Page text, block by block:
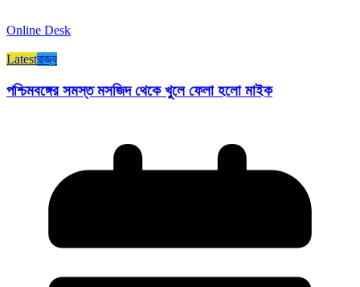
Online Desk
Latestরাজ্য​
পশ্চিমবঙ্গের সমস্ত মসজিদ থেকে খুলে ফেলা হলো মাইক